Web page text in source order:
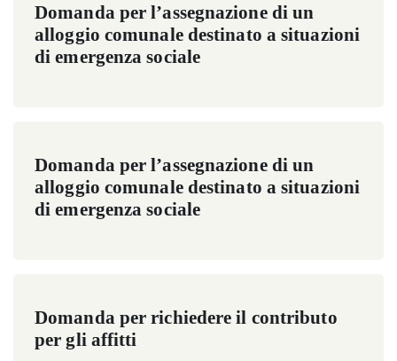
Domanda per l’assegnazione di un
alloggio comunale destinato a situazioni
di emergenza sociale
Domanda per l’assegnazione di un
alloggio comunale destinato a situazioni
di emergenza sociale
Domanda per richiedere il contributo
per gli affitti